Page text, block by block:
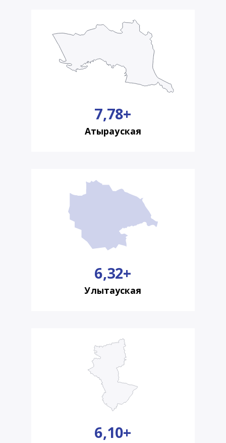
7,78+
Атырауская
6,32+
Улытауская
6,10+